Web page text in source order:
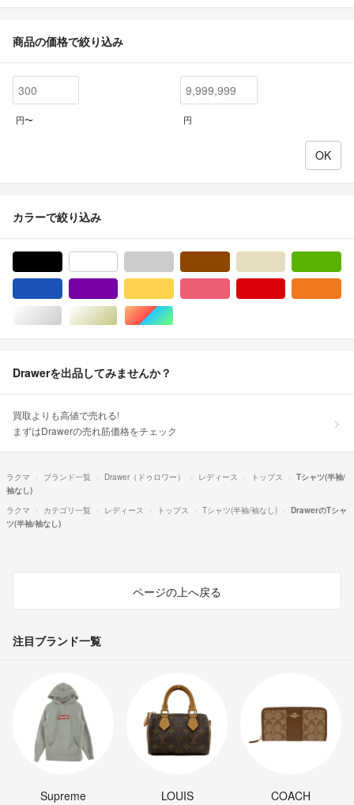
商品の価格で絞り込み
円〜 円
カラーで絞り込み
シルバー/銀色系ゴールド/金色系マルチカラー
Drawerを出品してみませんか？
買取よりも高値で売れる!
まずはDrawerの売れ筋価格をチェック
ラクマ ブランド一覧 Drawer（ドゥロワー） レディース トップス
Tシャツ(半袖/
袖なし)
ラクマ
カテゴリ一覧 レディース トップス Tシャツ(半袖/袖なし)
DrawerのTシャ
ツ(半袖/袖なし)
ページの上へ戻る
注目ブランド一覧
Supreme
LOUIS
COACH